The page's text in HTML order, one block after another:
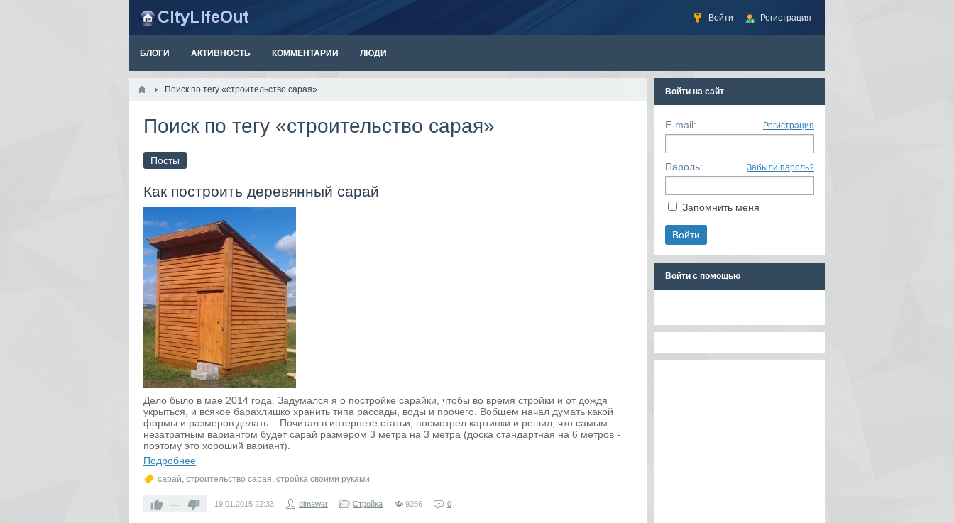
Войти Регистрация
БЛОГИ АКТИВНОСТЬ КОММЕНТАРИИ ЛЮДИ
Поиск по тегу «строительство сарая»
Поиск по тегу «строительство сарая»
Посты
Как построить деревянный сарай
Дело было в мае 2014 года. Задумался я о постройке сарайки, чтобы во время стройки и от дождя
укрыться, и всякое барахлишко хранить типа рассады, воды и прочего. Вобщем начал думать какой
формы и размеров делать... Почитал в интернете статьи, посмотрел картинки и решил, что самым
незатратным вариантом будет сарай размером 3 метра на 3 метра (доска стандартная на 6 метров -
поэтому это хороший вариант).
Подробнее
сарай, строительство сарая, стройка своими руками
— 19.01.2015 22:33 dimawar Стройка 9256 0
Войти на сайт
E-mail: Регистрация
Пароль: Забыли пароль?
Запомнить меня
Войти с помощью